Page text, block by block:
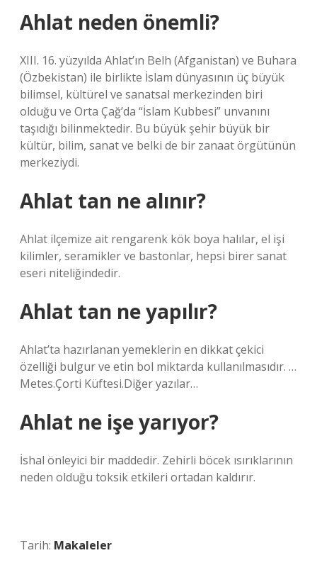
Ahlat neden önemli?
XIII. 16. yüzyılda Ahlat’ın Belh (Afganistan) ve Buhara
(Özbekistan) ile birlikte İslam dünyasının üç büyük
bilimsel, kültürel ve sanatsal merkezinden biri
olduğu ve Orta Çağ’da “İslam Kubbesi” unvanını
taşıdığı bilinmektedir. Bu büyük şehir büyük bir
kültür, bilim, sanat ve belki de bir zanaat örgütünün
merkeziydi.
Ahlat tan ne alınır?
Ahlat ilçemize ait rengarenk kök boya halılar, el işi
kilimler, seramikler ve bastonlar, hepsi birer sanat
eseri niteliğindedir.
Ahlat tan ne yapılır?
Ahlat’ta hazırlanan yemeklerin en dikkat çekici
özelliği bulgur ve etin bol miktarda kullanılmasıdır. …
Metes.Çorti Küftesi.Diğer yazılar…
Ahlat ne işe yarıyor?
İshal önleyici bir maddedir. Zehirli böcek ısırıklarının
neden olduğu toksik etkileri ortadan kaldırır.
Tarih: Makaleler